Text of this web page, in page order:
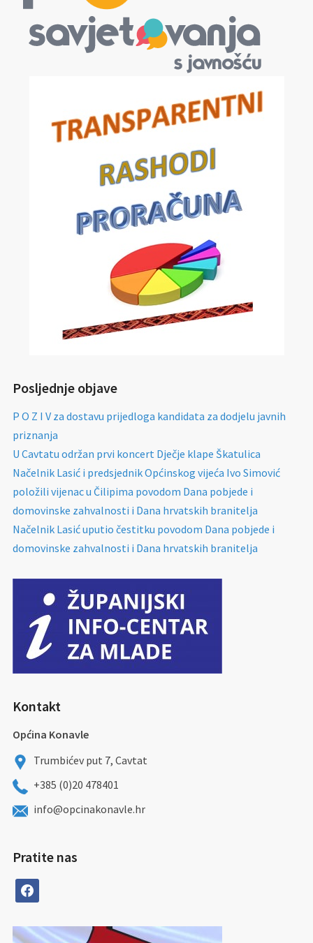
Posljednje objave
P O Z I V za dostavu prijedloga kandidata za dodjelu javnih
priznanja
U Cavtatu održan prvi koncert Dječje klape Škatulica
Načelnik Lasić i predsjednik Općinskog vijeća Ivo Simović
položili vijenac u Čilipima povodom Dana pobjede i
domovinske zahvalnosti i Dana hrvatskih branitelja
Načelnik Lasić uputio čestitku povodom Dana pobjede i
domovinske zahvalnosti i Dana hrvatskih branitelja
Kontakt
Općina Konavle
Trumbićev put 7, Cavtat
+385 (0)20 478401
info@opcinakonavle.hr
Pratite nas
facebook